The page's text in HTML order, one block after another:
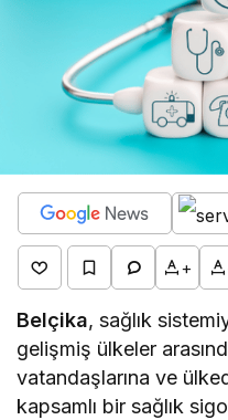
+
Belçika, sağlık
gelişmiş ülkeler
vatandaşlarına ve
kapsamlı bir sağlık